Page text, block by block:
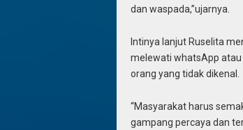
dan waspada,”ujarnya.
Intinya lanjut Ruselita
melewati whatsApp atau
orang yang tidak dikenal.
“Masyarakat harus
gampang percaya dan